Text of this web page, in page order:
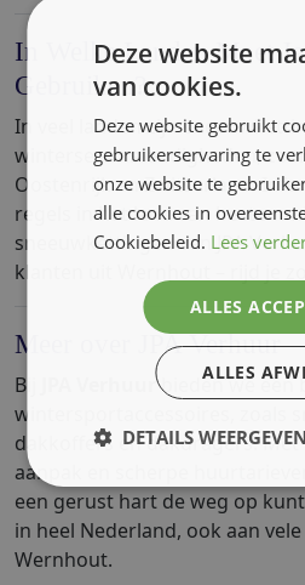
In Welke Landen Moet Je
Gebruiken?
In veel landen zijn
winterse omstandigheden,
Oostenrijk en Zwitserland.
regels in het land van
sneeuwkettingen van JPA
klanten uit Wernhout – rijd je
Meer over JPA Verhuur
Bij JPA Verhuurbieden we een
wintersportaccessoires, zoals
dakkoffers en dakdragers. Met
aanpak en scherpe
een gerust hart de weg op
in heel Nederland, ook aan
Wernhout.
Deze website
van cookies.
Deze website gebruikt
gebruikerservaring te
onze website te
alle cookies in
Cookiebeleid. Lees
ALLES
ALLES
DETAILS WEERGEVEN